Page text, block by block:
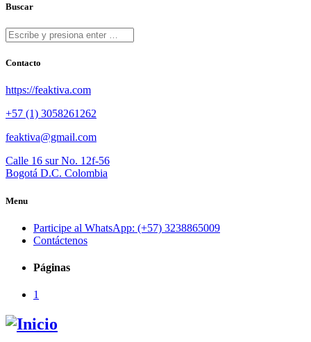
Buscar
Contacto
https://feaktiva.com
+57 (1) 3058261262
feaktiva@gmail.com
Calle 16 sur No. 12f-56
Bogotá D.C. Colombia
Menu
Participe al WhatsApp: (+57) 3238865009
Contáctenos
Páginas
1